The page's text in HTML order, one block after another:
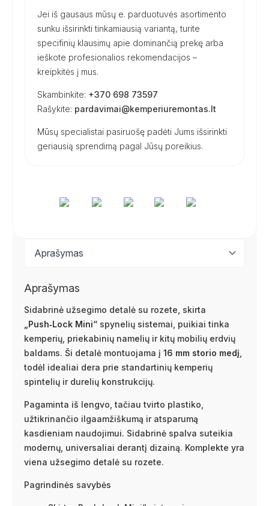
Jei iš gausaus mūsų e. parduotuvės asortimento
sunku išsirinkti tinkamiausią variantą, turite
specifinių klausimų apie dominančią prekę arba
ieškote profesionalios rekomendacijos –
kreipkitės į mus.
Skambinkite: +370 698 73597
Rašykite: pardavimai@kemperiuremontas.lt
Mūsų specialistai pasiruošę padėti Jums išsirinkti
geriausią sprendimą pagal Jūsų poreikius.
Aprašymas
Sidabrinė užsegimo detalė su rozete, skirta
„Push‑Lock Mini“ spynelių sistemai, puikiai tinka
kemperių, priekabinių namelių ir kitų mobilių erdvių
baldams. Ši detalė montuojama į 16 mm storio medį
todėl idealiai dera prie standartinių kemperių
spintelių ir durelių konstrukcijų.
Pagaminta iš lengvo, tačiau tvirto plastiko,
užtikrinančio ilgaamžiškumą ir atsparumą
kasdieniam naudojimui. Sidabrinė spalva suteikia
modernų, universaliai derantį dizainą. Komplekte yra
viena užsegimo detalė su rozete.
Pagrindinės savybės